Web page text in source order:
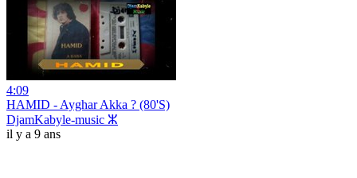
4:09
HAMID - Ayghar Akka ? (80'S)
DjamKabyle-music ⵣ
il y a 9 ans